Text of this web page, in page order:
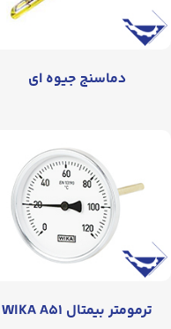
دماسنج جیوه ای
ترمومتر بیمتال WIKA A۵۱